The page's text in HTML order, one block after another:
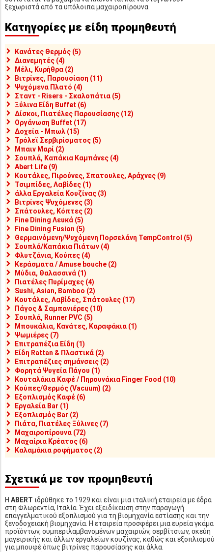
ξεχωριστά από τα υπόλοιπα μαχαιροπίρουνα.
Κατηγορίες με είδη προμηθευτή
Κανάτες Θερμός (5)
Διανεμητές (4)
Μέλι, Κυρήθρα (2)
Βιτρίνες, Παρουσίαση (11)
Ψυχόμενα Πλατό (4)
Σταντ - Risers - Σκαλοπάτια (5)
Ξύλινα Είδη Buffet (6)
Δίσκοι, Πιατέλες Παρουσίασης (12)
Οργάνωση Buffet (17)
Δοχεία - Μπωλ (15)
Τρόλεϊ Σερβιρίσματος (5)
Μπαιν Μαρί (2)
Σουπλά, Καπάκια Καμπάνες (4)
Abert Life (9)
Κουτάλες, Πιρούνες, Σπατουλες, Αράχνες (9)
Τσιμπίδες, Λαβίδες (1)
άλλα Εργαλεία Κουζίνας (3)
Βιτρίνες Ψυχόμενες (3)
Σπάτουλες, Κόπτες (2)
Fine Dining Λευκά (5)
Fine Dining Fusion (5)
Θερμαινόμενη/Ψυχόμενη Πορσελάνη TempControl (5)
Σουπλά/Καπάκια Πιάτων (4)
Φλυτζάνια, Κούπες (4)
Κεράσματα / Amuse bouche (2)
Μύδια, Θαλασσινά (1)
Πιατέλες Πυρίμαχες (4)
Sushi, Asian, Bamboo (2)
Κουτάλες, Λαβίδες, Σπάτουλες (17)
Πάγος & Σαμπανιέρες (10)
Σουπλά, Runner PVC (5)
Μπουκάλια, Κανάτες, Καραφάκια (1)
Ψωμιέρες (7)
Επιτραπέζια Είδη (1)
Είδη Rattan & Πλαστικά (2)
Επιτραπέζιες σημάνσεις (2)
Φορητά Ψυγεία Πάγου (1)
Κουταλάκια Καφέ / Πηρουνάκια Finger Food (10)
Κούπες/Θερμός (Vacuum) (2)
Εξοπλισμός Καφέ (6)
Εργαλεία Bar (1)
Εξοπλισμός Bar (2)
Πιάτα, Πιατέλες Ξύλινες (7)
Μαχαιροπίρουνα (72)
Μαχαίρια Κρέατος (6)
Καλαμάκια ροφήματος (2)
Σχετικά με τον προμηθευτή
Η ABERT ιδρύθηκε το 1929 και είναι μια ιταλική εταιρεία με έδρα
στη Φλωρεντία, Ιταλία. Έχει εξειδίκευση στην παραγωγή
επαγγελματικού εξοπλισμού για τη βιομηχανία εστίασης και την
ξενοδοχειακή βιομηχανία. Η εταιρεία προσφέρει μια ευρεία γκάμα
προϊόντων, συμπεριλαμβανομένων μαχαιριών, σερβίτσιων, σκεύη
μαγειρικής και άλλων εργαλείων κουζίνας, καθώς και εξοπλισμού
για μπουφέ όπως βιτρίνες παρουσίασης και άλλα.